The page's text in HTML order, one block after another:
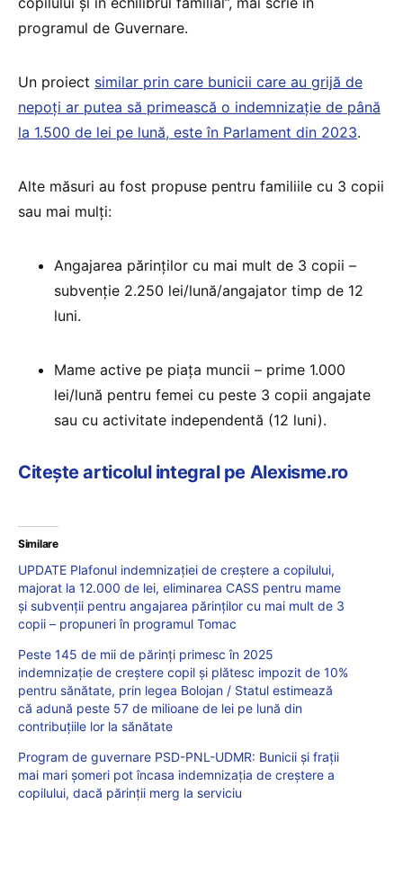
programul de Guvernare.
Un proiect similar prin care bunicii care au grijă de
nepoți ar putea să primească o indemnizație de până
la 1.500 de lei pe lună, este în Parlament din 2023.
Alte măsuri au fost propuse pentru familiile cu 3 copii
sau mai mulți:
Angajarea părinților cu mai mult de 3 copii –
subvenție 2.250 lei/lună/angajator timp de 12
luni.
Mame active pe piața muncii – prime 1.000
lei/lună pentru femei cu peste 3 copii angajate
sau cu activitate independentă (12 luni).
Citește articolul integral pe Alexisme.ro
Similare
UPDATE Plafonul indemnizației de creștere a copilului,
majorat la 12.000 de lei, eliminarea CASS pentru mame
și subvenții pentru angajarea părinților cu mai mult de 3
copii – propuneri în programul Tomac
Peste 145 de mii de părinți primesc în 2025
indemnizație de creștere copil și plătesc impozit de 10%
pentru sănătate, prin legea Bolojan / Statul estimează
că adună peste 57 de milioane de lei pe lună din
contribuțiile lor la sănătate
Program de guvernare PSD-PNL-UDMR: Bunicii și frații
mai mari șomeri pot încasa indemnizația de creștere a
copilului, dacă părinții merg la serviciu